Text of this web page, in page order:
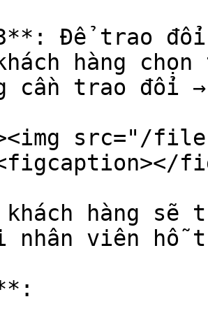
Để trao
hàng
cần trao đổi
src="/files/
khách hàng
nhân viên hỗ